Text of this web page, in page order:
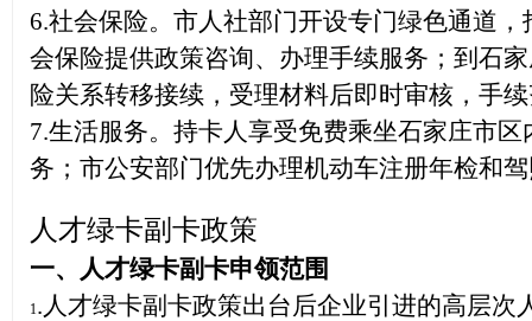
6.社会保险。市人社部门开设专门绿色通道
会保险提供政策咨询、办理手续服务；到石
险关系转移接续，受理材料后即时审核，手
7.生活服务。持卡人享受免费乘坐石家庄市
务；市公安部门优先办理机动车注册年检和
人才绿卡副卡政策
一、 人才绿卡副卡申领范围
1.人才绿卡副卡政策出台后企业引进的高层